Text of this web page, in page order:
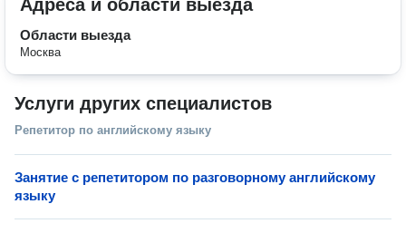
Адреса и области выезда
Области выезда
Москва
Услуги других специалистов
Репетитор по английскому языку
Занятие с репетитором по разговорному английскому
языку